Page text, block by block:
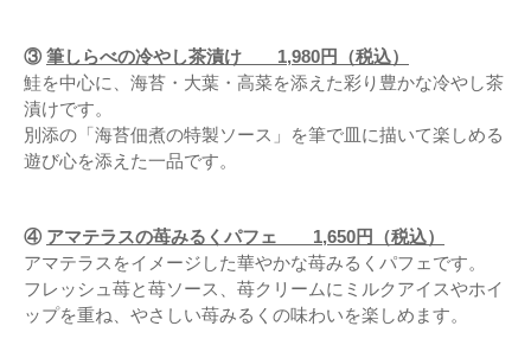
③ 筆しらべの冷やし茶漬け 1,980円（税込）
鮭を中心に、海苔・大葉・高菜を添えた彩り豊かな冷やし茶
漬けです。
別添の「海苔佃煮の特製ソース」を筆で皿に描いて楽しめる
遊び心を添えた一品です。
④ アマテラスの苺みるくパフェ 1,650円（税込）
アマテラスをイメージした華やかな苺みるくパフェです。
フレッシュ苺と苺ソース、苺クリームにミルクアイスやホイ
ップを重ね、やさしい苺みるくの味わいを楽しめます。